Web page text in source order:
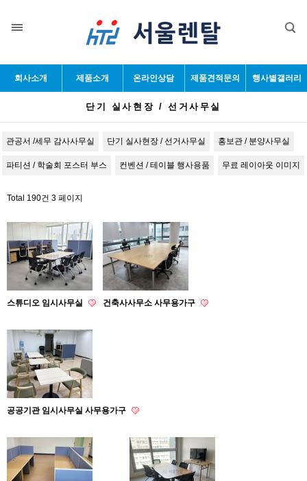
회사소개 제품소개 온라인상담 제품견적문의 행사별갤러리
단기 실사현장 / 선거사무실
관공서 /세무 감사사무실 단기 실사현장 / 선거사무실 홍보관 / 분양사무실
파티션 / 학술회 포스터 부스 컨벤션 / 테이블 행사용품 무료 레이아웃 이미지
Total 190건 3 페이지
스튜디오 임시사무실 건축사사무소 사무용가구
공공기관 임시사무실 사무용가구